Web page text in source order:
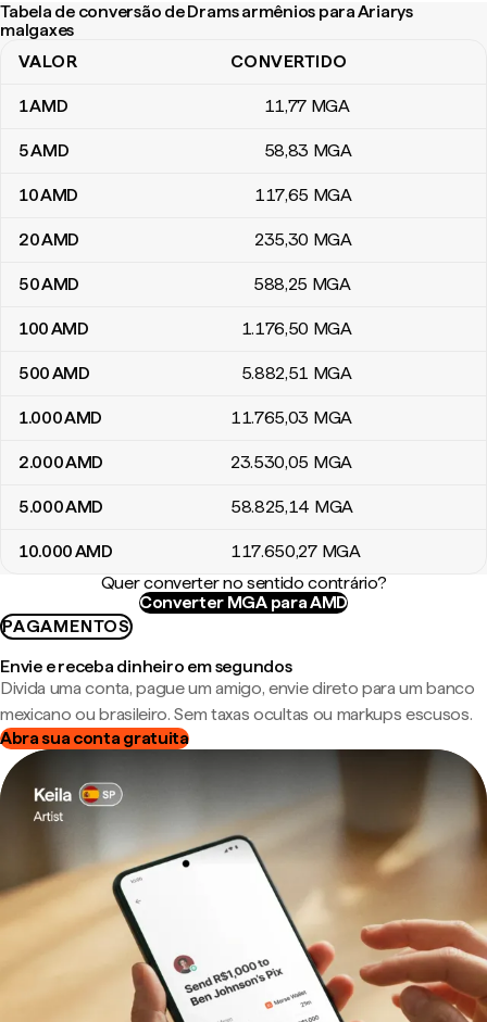
Tabela de conversão de Drams armênios para Ariarys
malgaxes
Tabela de conversão de Drams armênios para Ariarys malgaxes
VALOR CONVERTIDO
1AMD 11,77 MGA
5AMD 58,83 MGA
10AMD 117,65 MGA
20AMD 235,30 MGA
50AMD 588,25 MGA
100AMD 1.176,50 MGA
500AMD 5.882,51 MGA
1.000AMD 11.765,03 MGA
2.000AMD 23.530,05 MGA
5.000AMD 58.825,14 MGA
10.000AMD 117.650,27 MGA
Quer converter no sentido contrário?
Converter MGA para AMD
PAGAMENTOS
Envie e receba dinheiro em segundos
Divida uma conta, pague um amigo, envie direto para um banco
mexicano ou brasileiro. Sem taxas ocultas ou markups escusos.
Abra sua conta gratuita